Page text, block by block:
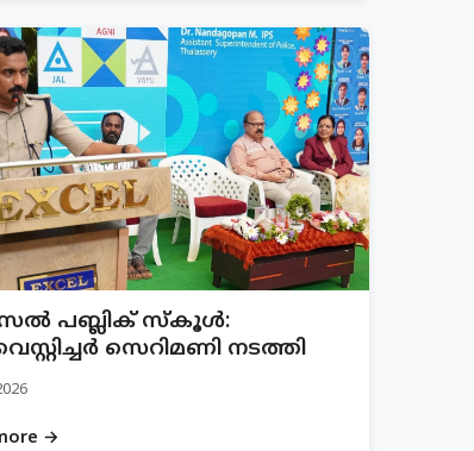
പബ്ലിക് സ്കൂൾ:
സെറിമണി നടത്തി
→